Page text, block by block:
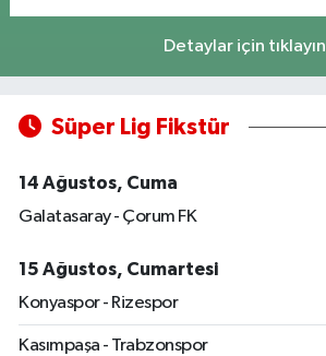
Detaylar için tıklayın
Süper Lig Fikstür
14 Ağustos, Cuma
Galatasaray - Çorum FK
15 Ağustos, Cumartesi
Konyaspor - Rizespor
Kasımpaşa - Trabzonspor